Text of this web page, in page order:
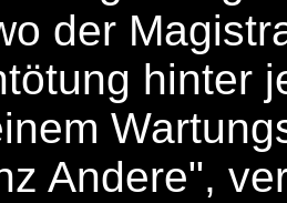
der
hinter
Andere",